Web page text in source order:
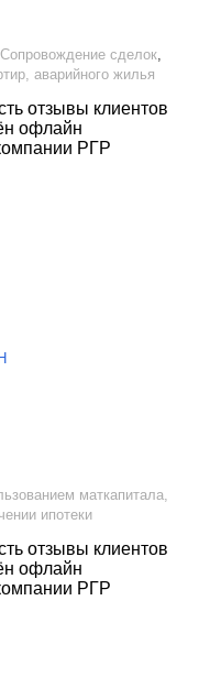
Сопровождение сделок
аварийного жилья
маткапитала,
ипотеки